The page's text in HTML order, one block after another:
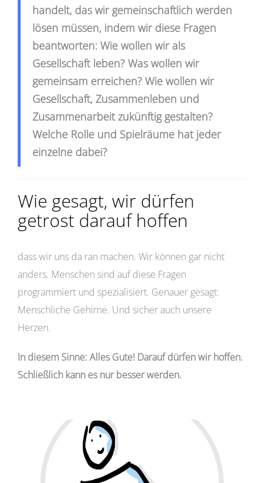
handelt, das wir gemeinschaftlich werden
lösen müssen, indem wir diese Fragen
beantworten: Wie wollen wir als
Gesellschaft leben? Was wollen wir
gemeinsam erreichen? Wie wollen wir
Gesellschaft, Zusammenleben und
Zusammenarbeit zukünftig gestalten?
Welche Rolle und Spielräume hat jeder
einzelne dabei?
Wie gesagt, wir dürfen
getrost darauf hoffen
dass wir uns da ran machen. Wir können gar nicht
anders. Menschen sind auf diese Fragen
programmiert und spezialisiert. Genauer gesagt:
Menschliche Gehirne. Und sicher auch unsere
Herzen.
In diesem Sinne: Alles Gute! Darauf dürfen wir hoffen.
Schließlich kann es nur besser werden.